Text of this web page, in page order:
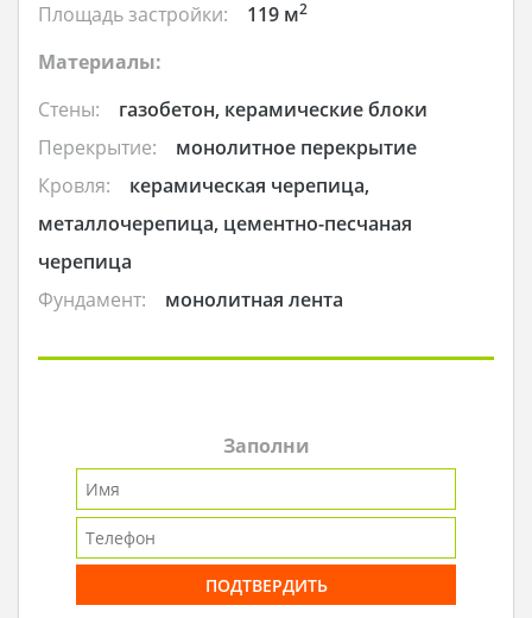
Площадь застройки: 119 м2
Материалы:
Стены:
газобетон, керамические блоки
Перекрытие:
монолитное перекрытие
Кровля:
керамическая черепица,
металлочерепица, цементно-песчаная
черепица
Фундамент:
монолитная лента
Заполни